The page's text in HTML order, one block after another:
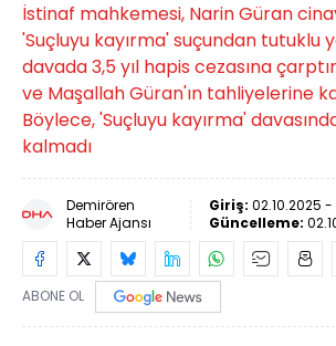
İstinaf mahkemesi, Narin Güran
'Suçluyu kayırma' suçundan tutuklu
davada 3,5 yıl hapis cezasına
ve Maşallah Güran'ın tahliyelerine
Böylece, 'Suçluyu kayırma'
kalmadı
Demirören
Haber Ajansı
Giriş: 02.10.2025 -
Güncelleme:
ABONE OL